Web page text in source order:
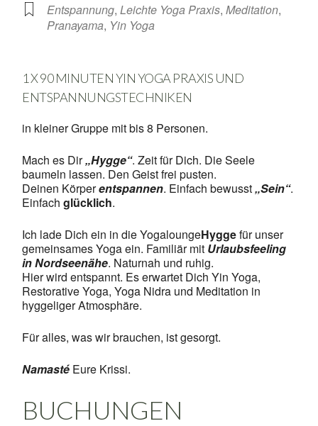
Entspannung,Leichte Yoga Praxis,Meditation,
Pranayama, Yin Yoga
1 X 90 MINUTEN YIN YOGA PRAXIS UND
ENTSPANNUNGSTECHNIKEN
in kleiner Gruppe mit bis 8 Personen.
Mach es Dir„Hygge“. Zeit für Dich. Die Seele
baumeln lassen. Den Geist frei pusten.
Deinen Körperentspannen. Einfach bewusst„Sein“.
Einfachglücklich.
Ich lade Dich ein in die YogaloungeHyggefür unser
gemeinsames Yoga ein. Familiär mit Urlaubsfeeling
in Nordseenähe. Naturnah und ruhig.
Hier wird entspannt. Es erwartet Dich Yin Yoga,
Restorative Yoga, Yoga Nidra und Meditation in
hyggeliger Atmosphäre.
Für alles, was wir brauchen, ist gesorgt.
Namasté Eure Krissi.
BUCHUNGEN